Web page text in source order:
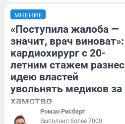
МНЕНИЕ
«Поступила жалоба —
значит, врач виноват»:
кардиохирург с 20-
летним стажем разнес
идею властей
увольнять медиков за
хамство
Роман Рисберг
Выполнил более 7000